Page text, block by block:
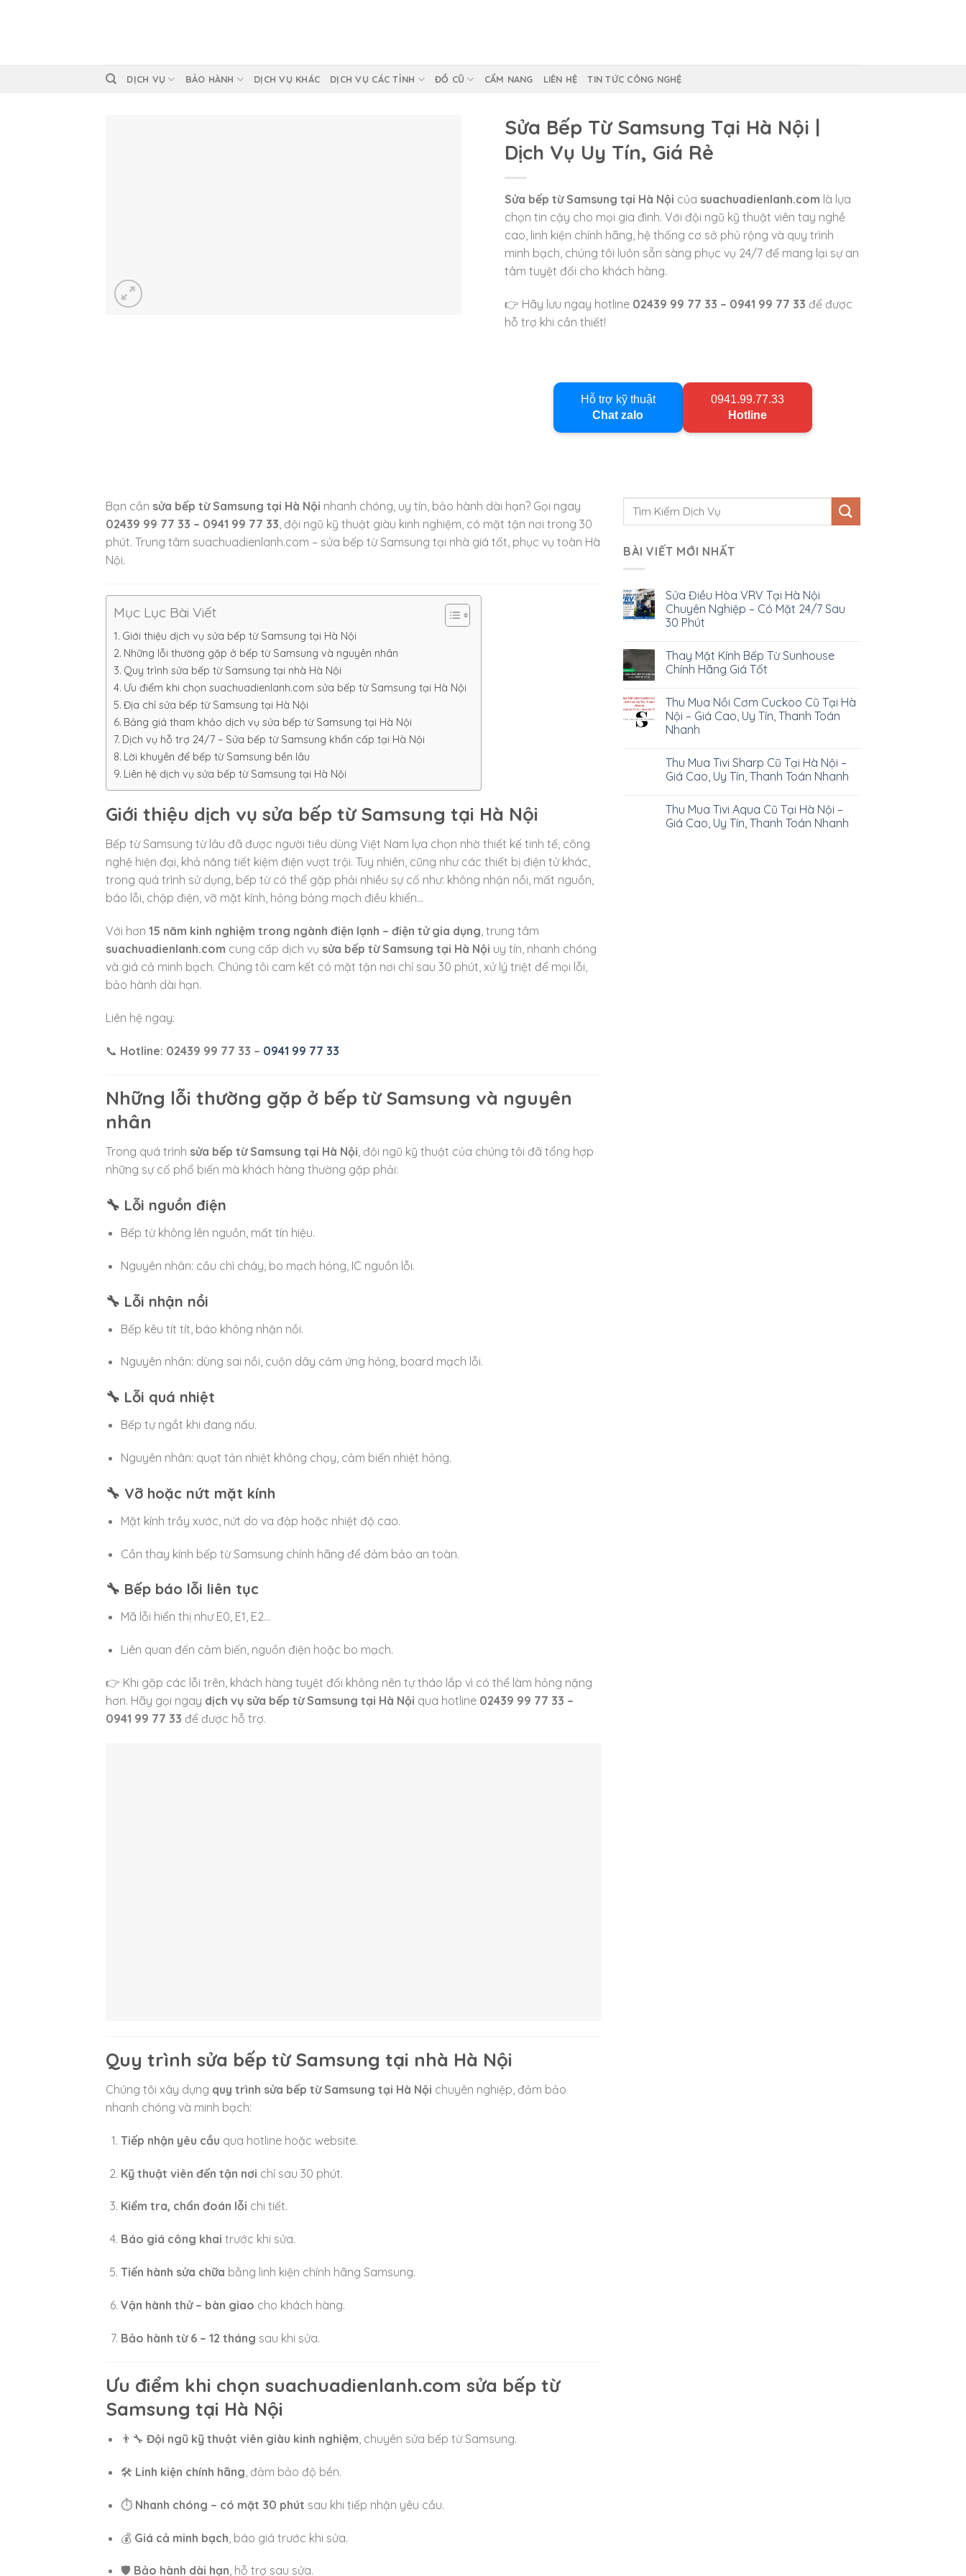
DỊCH VỤ BẢO HÀNH DỊCH VỤ KHÁC DỊCH VỤ CÁC TỈNH ĐỒ CŨ CẨM NANG LIÊN HỆ TIN TỨC CÔNG NGHỆ
Sửa Bếp Từ Samsung Tại Hà Nội |
Dịch Vụ Uy Tín, Giá Rẻ
Sửa bếp từ Samsung tại Hà Nội của suachuadienlanh.com là lựa
chọn tin cậy cho mọi gia đình. Với đội ngũ kỹ thuật viên tay nghề
cao, linh kiện chính hãng, hệ thống cơ sở phủ rộng và quy trình
minh bạch, chúng tôi luôn sẵn sàng phục vụ 24/7 để mang lại sự an
tâm tuyệt đối cho khách hàng.
👉 Hãy lưu ngay hotline 02439 99 77 33 – 0941 99 77 33 để được
hỗ trợ khi cần thiết!
Hỗ trợ kỹ thuật
Chat zalo
0941.99.77.33
Hotline
Bạn cần sửa bếp từ Samsung tại Hà Nội nhanh chóng, uy tín, bảo hành dài hạn? Gọi ngay
02439 99 77 33 – 0941 99 77 33 , đội ngũ kỹ thuật giàu kinh nghiệm, có mặt tận nơi trong 30
phút. Trung tâm suachuadienlanh.com – sửa bếp từ Samsung tại nhà giá tốt, phục vụ toàn Hà
Nội.
Mục Lục Bài Viết
Giới thiệu dịch vụ sửa bếp từ Samsung tại Hà Nội
Những lỗi thường gặp ở bếp từ Samsung và nguyên nhân
Quy trình sửa bếp từ Samsung tại nhà Hà Nội
Ưu điểm khi chọn suachuadienlanh.com sửa bếp từ Samsung tại Hà Nội
Địa chỉ sửa bếp từ Samsung tại Hà Nội
Bảng giá tham khảo dịch vụ sửa bếp từ Samsung tại Hà Nội
Dịch vụ hỗ trợ 24/7 – Sửa bếp từ Samsung khẩn cấp tại Hà Nội
Lời khuyên để bếp từ Samsung bền lâu
Liên hệ dịch vụ sửa bếp từ Samsung tại Hà Nội
Giới thiệu dịch vụ sửa bếp từ Samsung tại Hà Nội
Bếp từ Samsung từ lâu đã được người tiêu dùng Việt Nam lựa chọn nhờ thiết kế tinh tế, công
nghệ hiện đại, khả năng tiết kiệm điện vượt trội. Tuy nhiên, cũng như các thiết bị điện tử khác,
trong quá trình sử dụng, bếp từ có thể gặp phải nhiều sự cố như: không nhận nồi, mất nguồn,
báo lỗi, chập điện, vỡ mặt kính, hỏng bảng mạch điều khiển…
Với hơn 15 năm kinh nghiệm trong ngành điện lạnh – điện tử gia dụng , trung tâm
suachuadienlanh.com cung cấp dịch vụ sửa bếp từ Samsung tại Hà Nội uy tín, nhanh chóng
và giá cả minh bạch. Chúng tôi cam kết có mặt tận nơi chỉ sau 30 phút, xử lý triệt để mọi lỗi,
bảo hành dài hạn.
Liên hệ ngay:
📞 Hotline: 02439 99 77 33 – 0941 99 77 33
Những lỗi thường gặp ở bếp từ Samsung và nguyên
nhân
Trong quá trình sửa bếp từ Samsung tại Hà Nội, đội ngũ kỹ thuật của chúng tôi đã tổng hợp
những sự cố phổ biến mà khách hàng thường gặp phải:
🔧 Lỗi nguồn điện
Bếp từ không lên nguồn, mất tín hiệu.
Nguyên nhân: cầu chì cháy, bo mạch hỏng, IC nguồn lỗi.
🔧 Lỗi nhận nồi
Bếp kêu tít tít, báo không nhận nồi.
Nguyên nhân: dùng sai nồi, cuộn dây cảm ứng hỏng, board mạch lỗi.
🔧 Lỗi quá nhiệt
Bếp tự ngắt khi đang nấu.
Nguyên nhân: quạt tản nhiệt không chạy, cảm biến nhiệt hỏng.
🔧 Vỡ hoặc nứt mặt kính
Mặt kính trầy xước, nứt do va đập hoặc nhiệt độ cao.
Cần thay kính bếp từ Samsung chính hãng để đảm bảo an toàn.
🔧 Bếp báo lỗi liên tục
Mã lỗi hiển thị như E0, E1, E2…
Liên quan đến cảm biến, nguồn điện hoặc bo mạch.
👉 Khi gặp các lỗi trên, khách hàng tuyệt đối không nên tự tháo lắp vì có thể làm hỏng nặng
hơn. Hãy gọi ngay dịch vụ sửa bếp từ Samsung tại Hà Nội qua hotline 02439 99 77 33 –
0941 99 77 33 để được hỗ trợ.
Quy trình sửa bếp từ Samsung tại nhà Hà Nội
Chúng tôi xây dựng quy trình sửa bếp từ Samsung tại Hà Nội chuyên nghiệp, đảm bảo
nhanh chóng và minh bạch:
Tiếp nhận yêu cầu qua hotline hoặc website.
Kỹ thuật viên đến tận nơi chỉ sau 30 phút.
Kiểm tra, chẩn đoán lỗi chi tiết.
Báo giá công khai trước khi sửa.
Tiến hành sửa chữa bằng linh kiện chính hãng Samsung.
Vận hành thử – bàn giao cho khách hàng.
Bảo hành từ 6 – 12 tháng sau khi sửa.
Ưu điểm khi chọn suachuadienlanh.com sửa bếp từ
Samsung tại Hà Nội
👨‍🔧 Đội ngũ kỹ thuật viên giàu kinh nghiệm, chuyên sửa bếp từ Samsung.
🛠 Linh kiện chính hãng, đảm bảo độ bền.
⏱ Nhanh chóng – có mặt 30 phút sau khi tiếp nhận yêu cầu.
💰 Giá cả minh bạch , báo giá trước khi sửa.
🛡 Bảo hành dài hạn, hỗ trợ sau sửa.
BÀI VIẾT MỚI NHẤT
Sửa Điều Hòa VRV Tại Hà Nội
Chuyên Nghiệp – Có Mặt 24/7 Sau
30 Phút
Thay Mặt Kính Bếp Từ Sunhouse
Chính Hãng Giá Tốt
Thu Mua Nồi Cơm Cuckoo Cũ Tại Hà
Nội – Giá Cao, Uy Tín, Thanh Toán
Nhanh
Thu Mua Tivi Sharp Cũ Tại Hà Nội –
Giá Cao, Uy Tín, Thanh Toán Nhanh
Thu Mua Tivi Aqua Cũ Tại Hà Nội –
Giá Cao, Uy Tín, Thanh Toán Nhanh